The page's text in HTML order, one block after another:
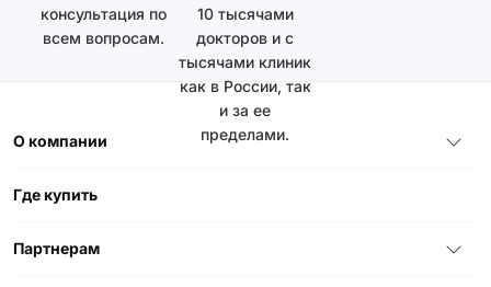
консультация по
всем вопросам.
10 тысячами
докторов и с
тысячами клиник
как в России, так
и за ее
пределами.
О компании
Где купить
Партнерам